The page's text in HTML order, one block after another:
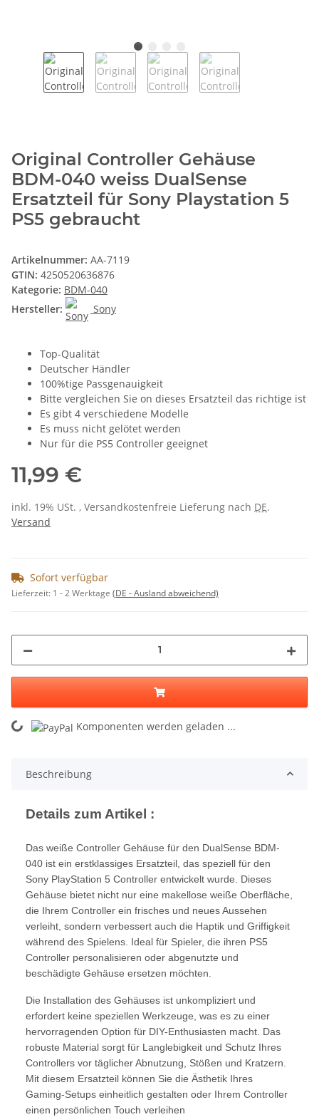
Original Controller Gehäuse
BDM-040 weiss DualSense
Ersatzteil für Sony Playstation 5
PS5 gebraucht
Artikelnummer: AA-7119
GTIN: 4250520636876
Kategorie: BDM-040
Hersteller:
Sony
Top-Qualität
Deutscher Händler
100%tige Passgenauigkeit
Bitte vergleichen Sie on dieses Ersatzteil das richtige ist
Es gibt 4 verschiedene Modelle
Es muss nicht gelötet werden
Nur für die PS5 Controller geeignet
11,99 €
inkl. 19% USt. , Versandkostenfreie Lieferung nach DE.
Versand
Sofort verfügbar
Lieferzeit: 1 - 2 Werktage (DE - Ausland abweichend)
Komponenten werden geladen ...
Beschreibung
Details zum Artikel :
Das weiße Controller Gehäuse für den DualSense BDM-
040 ist ein erstklassiges Ersatzteil, das speziell für den
Sony PlayStation 5 Controller entwickelt wurde. Dieses
Gehäuse bietet nicht nur eine makellose weiße Oberfläche,
die Ihrem Controller ein frisches und neues Aussehen
verleiht, sondern verbessert auch die Haptik und Griffigkeit
während des Spielens. Ideal für Spieler, die ihren PS5
Controller personalisieren oder abgenutzte und
beschädigte Gehäuse ersetzen möchten.
Die Installation des Gehäuses ist unkompliziert und
erfordert keine speziellen Werkzeuge, was es zu einer
hervorragenden Option für DIY-Enthusiasten macht. Das
robuste Material sorgt für Langlebigkeit und Schutz Ihres
Controllers vor täglicher Abnutzung, Stößen und Kratzern.
Mit diesem Ersatzteil können Sie die Ästhetik Ihres
Gaming-Setups einheitlich gestalten oder Ihrem Controller
einen persönlichen Touch verleihen